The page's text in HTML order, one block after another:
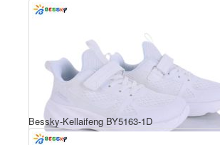
Bessky-Kellaifeng BY5163-1D